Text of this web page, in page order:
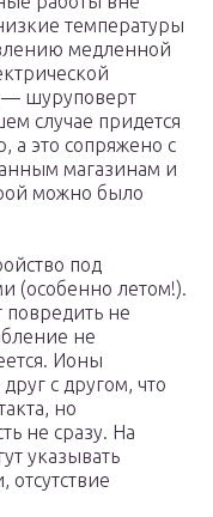
температуры
медленной
— шуруповерт
случае придется
а это сопряжено с
магазинам и
можно было
под
(особенно летом!).
не
не
Ионы
с другом, что
но
не сразу. На
указывать